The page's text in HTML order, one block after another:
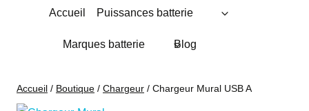
Accueil Puissances batterie
Marques batterie Blog
Accueil / Boutique / Chargeur / Chargeur Mural USB A